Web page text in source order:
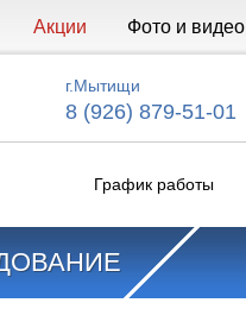
Акции Фото и видео
г.Мытищи
8 (926) 879-51-01
График работы